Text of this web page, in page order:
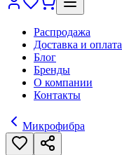
Распродажа
Доставка и оплата
Блог
Бренды
О компании
Контакты
Микрофибра